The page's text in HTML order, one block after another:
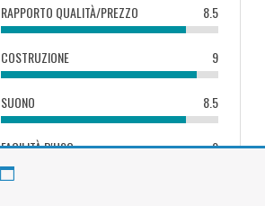
RAPPORTO QUALITÀ/PREZZO 8.5
COSTRUZIONE 9
SUONO 8.5
FACILITÀ D'USO 9